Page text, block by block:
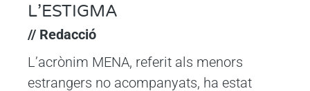
L’ESTIGMA
// Redacció
L’acrònim MENA, referit als menors
estrangers no acompanyats, ha estat